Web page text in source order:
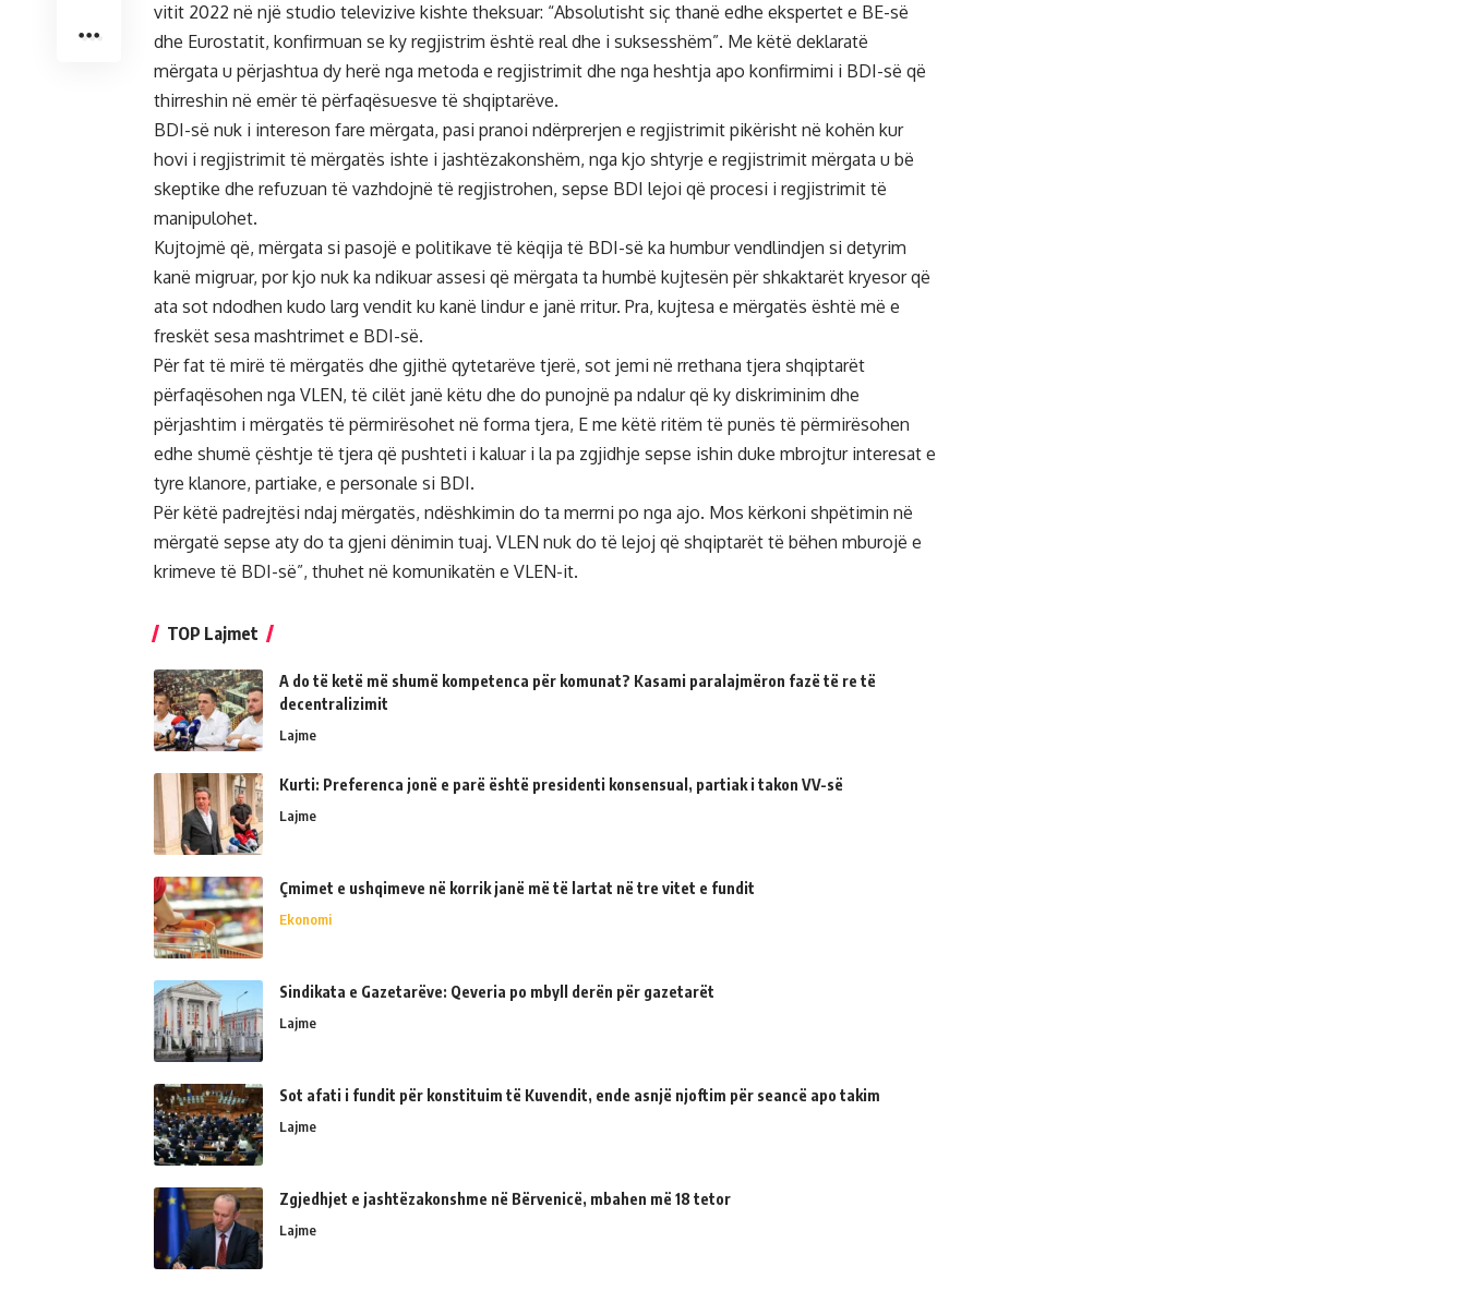
vitit 2022 në një studio televizive kishte theksuar: “Absolutisht siç thanë edhe ekspertet e BE-së
dhe Eurostatit, konfirmuan se ky regjistrim është real dhe i suksesshëm”. Me këtë deklaratë
mërgata u përjashtua dy herë nga metoda e regjistrimit dhe nga heshtja apo konfirmimi i BDI-së që
thirreshin në emër të përfaqësuesve të shqiptarëve.
BDI-së nuk i intereson fare mërgata, pasi pranoi ndërprerjen e regjistrimit pikërisht në kohën kur
hovi i regjistrimit të mërgatës ishte i jashtëzakonshëm, nga kjo shtyrje e regjistrimit mërgata u bë
skeptike dhe refuzuan të vazhdojnë të regjistrohen, sepse BDI lejoi që procesi i regjistrimit të
manipulohet.
Kujtojmë që, mërgata si pasojë e politikave të këqija të BDI-së ka humbur vendlindjen si detyrim
kanë migruar, por kjo nuk ka ndikuar assesi që mërgata ta humbë kujtesën për shkaktarët kryesor që
ata sot ndodhen kudo larg vendit ku kanë lindur e janë rritur. Pra, kujtesa e mërgatës është më e
freskët sesa mashtrimet e BDI-së.
Për fat të mirë të mërgatës dhe gjithë qytetarëve tjerë, sot jemi në rrethana tjera shqiptarët
përfaqësohen nga VLEN, të cilët janë këtu dhe do punojnë pa ndalur që ky diskriminim dhe
përjashtim i mërgatës të përmirësohet në forma tjera, E me këtë ritëm të punës të përmirësohen
edhe shumë çështje të tjera që pushteti i kaluar i la pa zgjidhje sepse ishin duke mbrojtur interesat e
tyre klanore, partiake, e personale si BDI.
Për këtë padrejtësi ndaj mërgatës, ndëshkimin do ta merrni po nga ajo. Mos kërkoni shpëtimin në
mërgatë sepse aty do ta gjeni dënimin tuaj. VLEN nuk do të lejoj që shqiptarët të bëhen mburojë e
krimeve të BDI-së”, thuhet në komunikatën e VLEN-it.
TOP Lajmet
A do të ketë më shumë kompetenca për komunat? Kasami paralajmëron fazë të re të
decentralizimit
Lajme
Kurti: Preferenca jonë e parë është presidenti konsensual, partiak i takon VV-së
Lajme
Çmimet e ushqimeve në korrik janë më të lartat në tre vitet e fundit
Ekonomi
Sindikata e Gazetarëve: Qeveria po mbyll derën për gazetarët
Lajme
Sot afati i fundit për konstituim të Kuvendit, ende asnjë njoftim për seancë apo takim
Lajme
Zgjedhjet e jashtëzakonshme në Bërvenicë, mbahen më 18 tetor
Lajme